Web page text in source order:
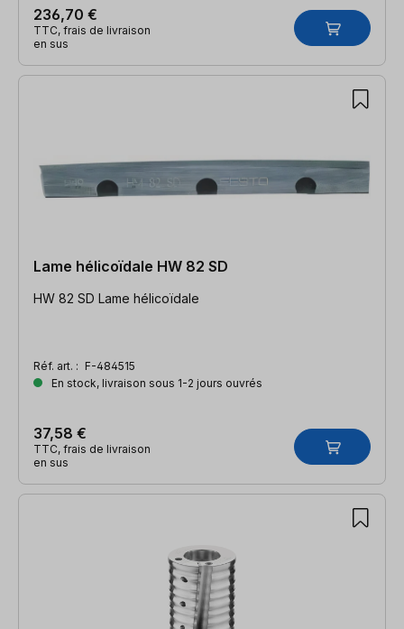
236,70 €
TTC, frais de livraison
en sus
Lame hélicoïdale HW 82 SD
HW 82 SD Lame hélicoïdale
Réf. art. : F-484515
En stock, livraison sous 1-2 jours ouvrés
37,58 €
TTC, frais de livraison
en sus